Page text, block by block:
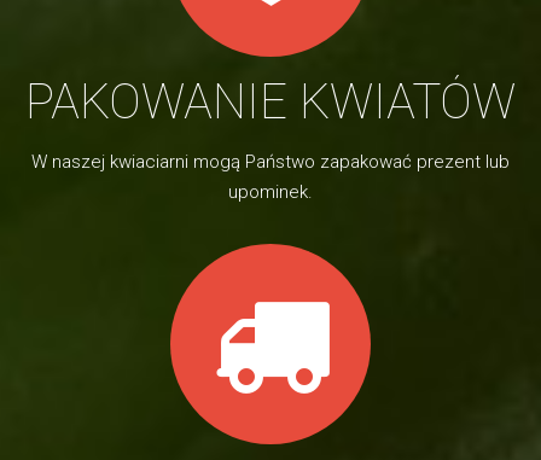
PAKOWANIE KWIATÓW
W naszej kwiaciarni mogą Państwo zapakować prezent lub
upominek.